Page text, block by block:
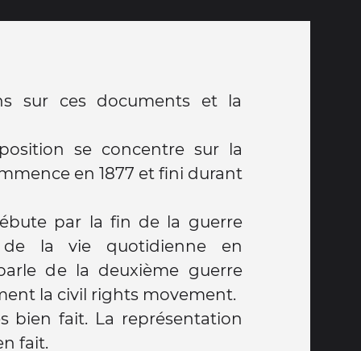
sur ces documents et la
se concentre sur la
en 1877 et fini durant
par la fin de la guerre
la vie quotidienne en
de la deuxième guerre
la civil rights movement.
bien fait. La représentation
fait.